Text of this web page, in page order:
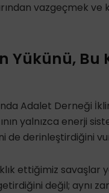
vazgeçmek ve
Yükünü, Bu
Adalet Derneği
yalnızca enerji
de derinleştirdiğini
ettiğimiz savaşlar
değil; aynı